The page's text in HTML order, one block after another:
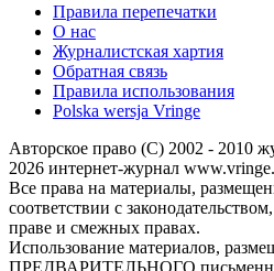
Правила перепечатки
О нас
Журналистская хартия
Обратная связь
Правила использования
Polska wersja Vringe
Авторское право (С) 2002 - 2010
2026 интернет-журнал
Все права на материалы,
соответствии с
праве и смежных правах.
Использование материалов,
ПРЕДВАРИТЕЛЬНОГО